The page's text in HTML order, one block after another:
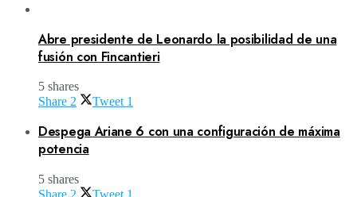
Abre presidente de Leonardo la posibilidad de una
fusión con Fincantieri
5 shares
Share 2 Tweet 1
Despega Ariane 6 con una configuración de máxima
potencia
5 shares
Share 2 Tweet 1